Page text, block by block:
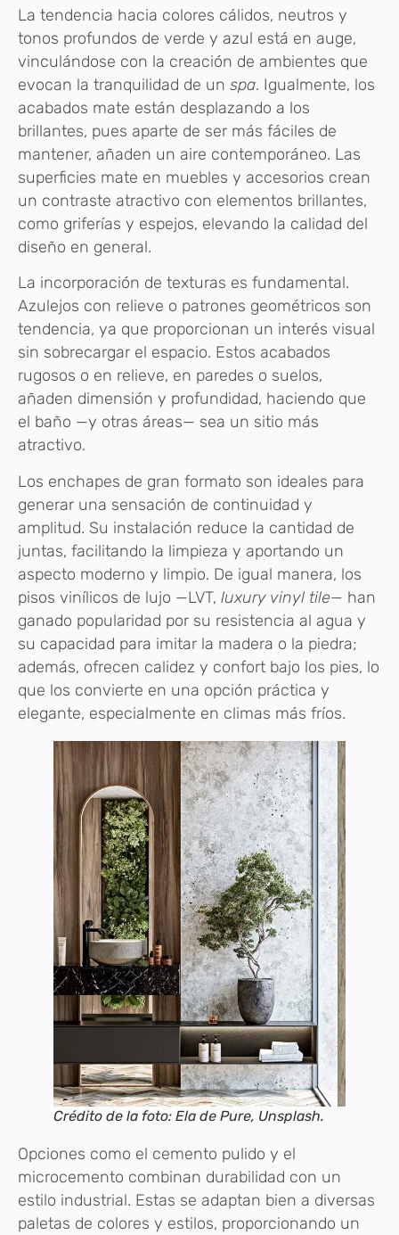
La tendencia hacia colores cálidos, neutros y
tonos profundos de verde y azul está en auge,
vinculándose con la creación de ambientes que
evocan la tranquilidad de un spa. Igualmente, los
acabados mate están desplazando a los
brillantes, pues aparte de ser más fáciles de
mantener, añaden un aire contemporáneo. Las
superficies mate en muebles y accesorios crean
un contraste atractivo con elementos brillantes,
como griferías y espejos, elevando la calidad del
diseño en general.
La incorporación de texturas es fundamental.
Azulejos con relieve o patrones geométricos son
tendencia, ya que proporcionan un interés visual
sin sobrecargar el espacio. Estos acabados
rugosos o en relieve, en paredes o suelos,
añaden dimensión y profundidad, haciendo que
el baño —y otras áreas— sea un sitio más
atractivo.
Los enchapes de gran formato son ideales para
generar una sensación de continuidad y
amplitud. Su instalación reduce la cantidad de
juntas, facilitando la limpieza y aportando un
aspecto moderno y limpio. De igual manera, los
pisos vinílicos de lujo —LVT, luxury vinyl tile— han
ganado popularidad por su resistencia al agua y
su capacidad para imitar la madera o la piedra;
además, ofrecen calidez y confort bajo los pies, lo
que los convierte en una opción práctica y
elegante, especialmente en climas más fríos.
Crédito de la foto: Ela de Pure, Unsplash.
Opciones como el cemento pulido y el
microcemento combinan durabilidad con un
estilo industrial. Estas se adaptan bien a diversas
paletas de colores y estilos, proporcionando un